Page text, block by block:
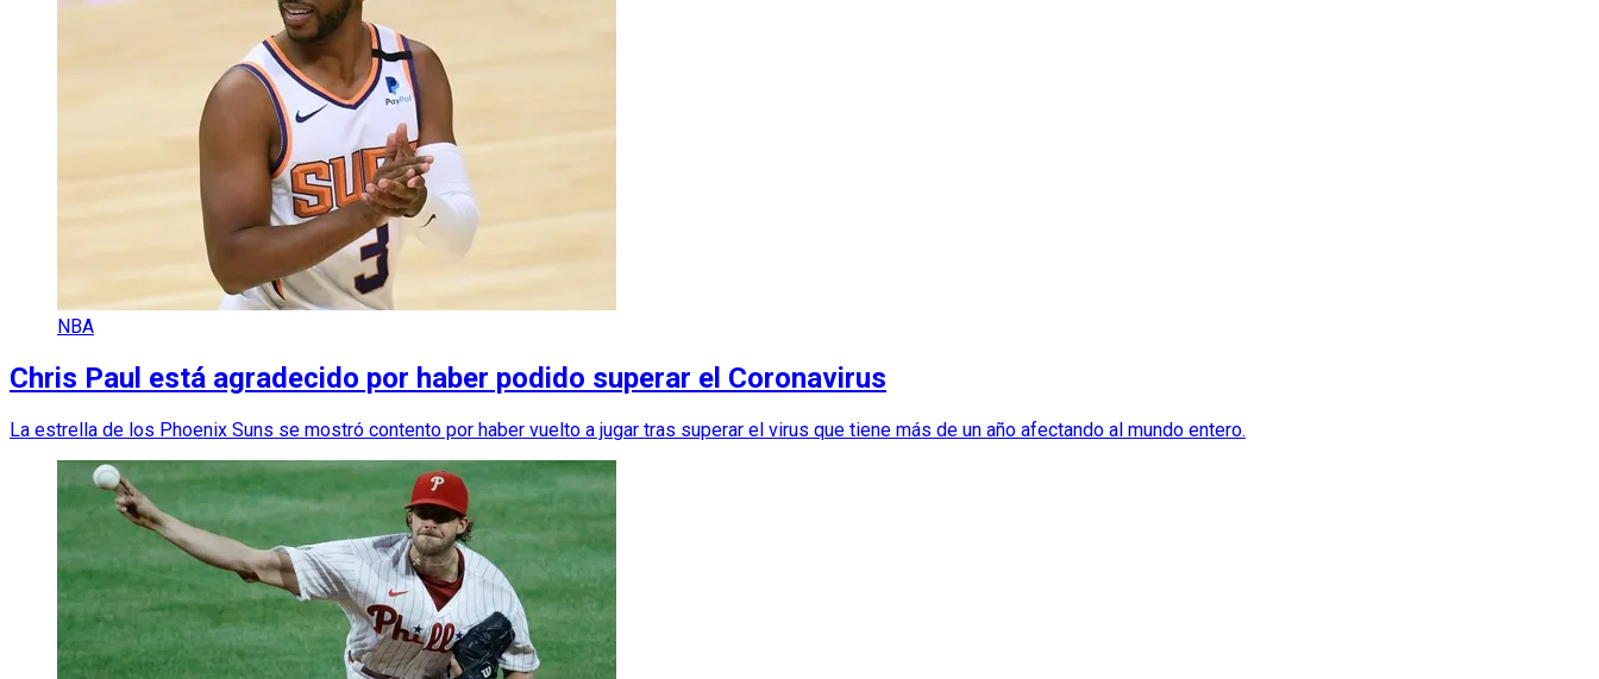
NBA
Chris Paul está agradecido por haber podido superar el Coronavirus
La estrella de los Phoenix Suns se mostró contento por haber vuelto a jugar tras superar el virus que tiene más de un año afectando al mundo entero.